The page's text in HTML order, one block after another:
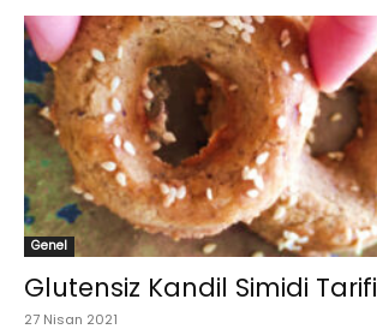
Genel
Glutensiz Kandil Simidi Tarifi
27 Nisan 2021